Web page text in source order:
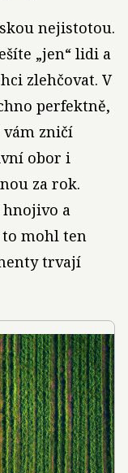
nejistotou.
„jen“ lidi a
zlehčovat. V
perfektně,
vám zničí
obor i
za rok.
hnojivo a
to mohl ten
trvají